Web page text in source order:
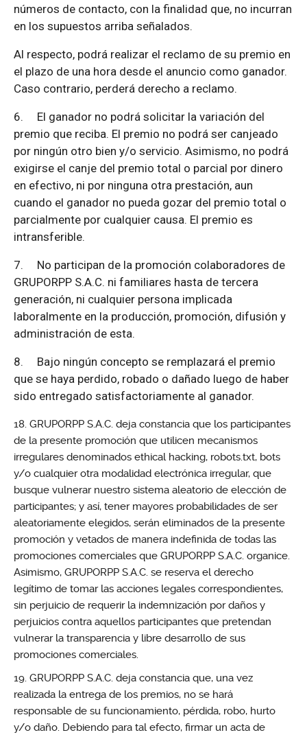
números de contacto, con la finalidad que, no incurran
en los supuestos arriba señalados.
Al respecto, podrá realizar el reclamo de su premio en
el plazo de una hora desde el anuncio como ganador.
Caso contrario, perderá derecho a reclamo.
6. El ganador no podrá solicitar la variación del
premio que reciba. El premio no podrá ser canjeado
por ningún otro bien y/o servicio. Asimismo, no podrá
exigirse el canje del premio total o parcial por dinero
en efectivo, ni por ninguna otra prestación, aun
cuando el ganador no pueda gozar del premio total o
parcialmente por cualquier causa. El premio es
intransferible.
7. No participan de la promoción colaboradores de
GRUPORPP S.A.C. ni familiares hasta de tercera
generación, ni cualquier persona implicada
laboralmente en la producción, promoción, difusión y
administración de esta.
8. Bajo ningún concepto se remplazará el premio
que se haya perdido, robado o dañado luego de haber
sido entregado satisfactoriamente al ganador.
GRUPORPP S.A.C. deja constancia que los participantes
de la presente promoción que utilicen mecanismos
irregulares denominados ethical hacking, robots.txt, bots
y/o cualquier otra modalidad electrónica irregular, que
busque vulnerar nuestro sistema aleatorio de elección de
participantes; y así, tener mayores probabilidades de ser
aleatoriamente elegidos, serán eliminados de la presente
promoción y vetados de manera indefinida de todas las
promociones comerciales que GRUPORPP S.A.C. organice.
Asimismo, GRUPORPP S.A.C. se reserva el derecho
legítimo de tomar las acciones legales correspondientes,
sin perjuicio de requerir la indemnización por daños y
perjuicios contra aquellos participantes que pretendan
vulnerar la transparencia y libre desarrollo de sus
promociones comerciales.
GRUPORPP S.A.C. deja constancia que, una vez
realizada la entrega de los premios, no se hará
responsable de su funcionamiento, pérdida, robo, hurto
y/o daño. Debiendo para tal efecto, firmar un acta de